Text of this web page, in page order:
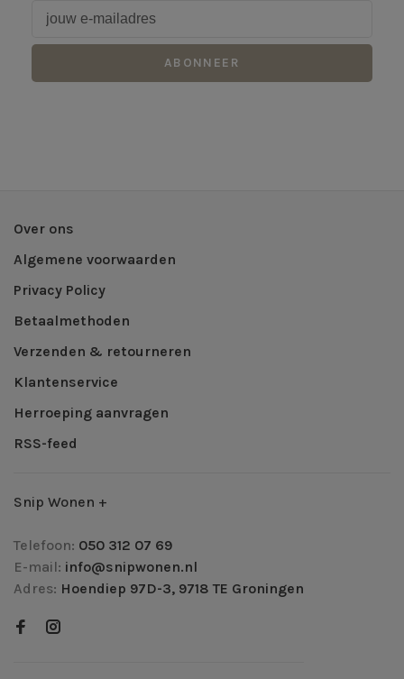
ABONNEER
Over ons
Algemene voorwaarden
Privacy Policy
Betaalmethoden
Verzenden & retourneren
Klantenservice
Herroeping aanvragen
RSS-feed
Snip Wonen +
Telefoon: 050 312 07 69
E-mail: info@snipwonen.nl
Adres: Hoendiep 97D-3, 9718 TE Groningen